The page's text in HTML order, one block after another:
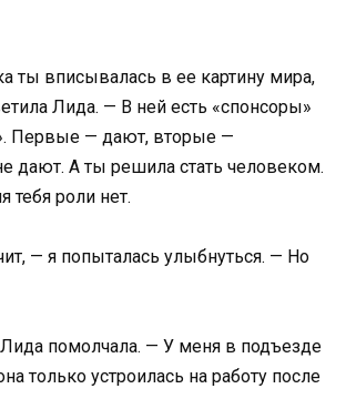
ты вписывалась в ее картину мира,
Лида. — В ней есть «спонсоры»
Первые — дают, вторые —
дают. А ты решила стать человеком.
тебя роли нет.
— я попыталась улыбнуться. — Но
помолчала. — У меня в подъезде
только устроилась на работу после